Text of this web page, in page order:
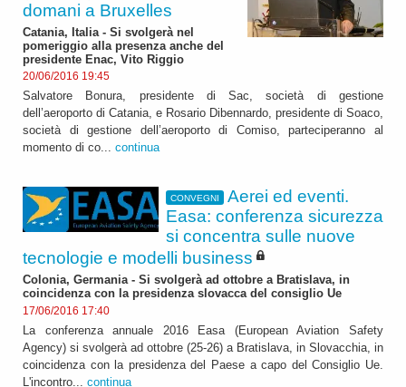
domani a Bruxelles
Catania, Italia - Si svolgerà nel
pomeriggio alla presenza anche del
presidente Enac, Vito Riggio
20/06/2016 19:45
Salvatore Bonura, presidente di Sac, società di gestione
dell’aeroporto di Catania, e Rosario Dibennardo, presidente di Soaco,
società di gestione dell’aeroporto di Comiso, parteciperanno al
momento di co... continua
CONVEGNI
Aerei ed eventi.
Easa: conferenza sicurezza
si concentra sulle nuove
tecnologie e modelli business
Colonia, Germania - Si svolgerà ad ottobre a Bratislava, in
coincidenza con la presidenza slovacca del consiglio Ue
17/06/2016 17:40
La conferenza annuale 2016 Easa (European Aviation Safety
Agency) si svolgerà ad ottobre (25-26) a Bratislava, in Slovacchia, in
coincidenza con la presidenza del Paese a capo del Consiglio Ue.
L'incontro... continua